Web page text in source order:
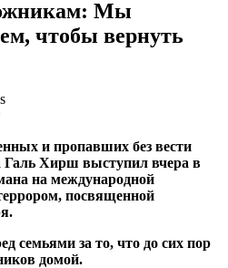
Мы
чтобы вернуть
и пропавших без вести
Галь Хирш выступил вчера в
на международной
посвященной
семьями за то, что до сих пор
домой.